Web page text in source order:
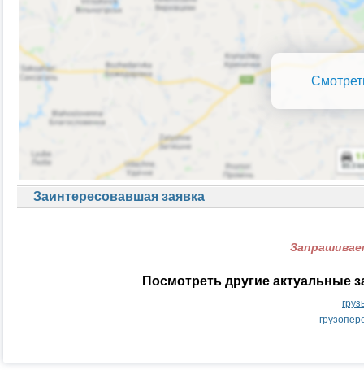
Заинтересовавшая заявка
Посмотреть другие актуальные